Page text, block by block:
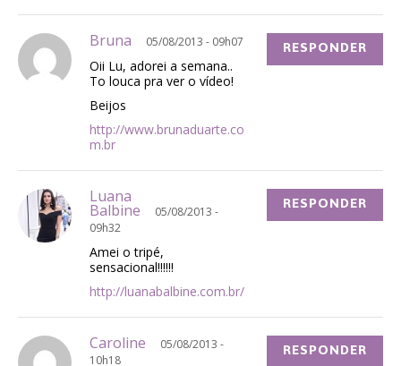
Bruna 05/08/2013 - 09h07
Oii Lu, adorei a semana..
To louca pra ver o vídeo!
Beijos
http://www.brunaduarte.co
m.br
RESPONDER
Luana
Balbine
05/08/2013 -
09h32
Amei o tripé,
sensacional!!!!!!
http://luanabalbine.com.br/
RESPONDER
Caroline
05/08/2013 -
10h18
RESPONDER